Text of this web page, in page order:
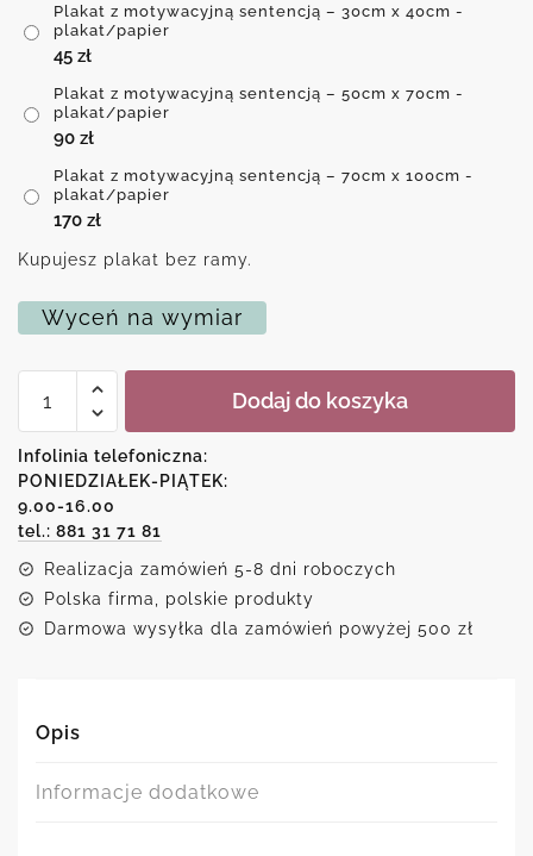
Plakat z motywacyjną sentencją – 30cm x 40cm -
plakat/papier
45 zł
Plakat z motywacyjną sentencją – 50cm x 70cm -
plakat/papier
90 zł
Plakat z motywacyjną sentencją – 70cm x 100cm -
plakat/papier
170 zł
Kupujesz plakat bez ramy.
Wyceń na wymiar
Plakat
sentencją
Dodaj do koszyka
Infolinia telefoniczna:
PONIEDZIAŁEK-PIĄTEK:
9.00-16.00
tel.: 881 31 71 81
Realizacja zamówień 5-8 dni roboczych
Polska firma, polskie produkty
Darmowa wysyłka dla zamówień powyżej 500 zł
Opis
Informacje dodatkowe